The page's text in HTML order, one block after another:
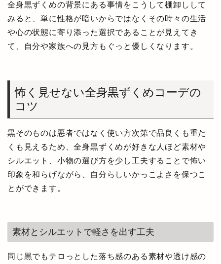
全身黒ずくめの背景にある事情をこうして棚卸しして
みると、単に性格が暗いからではなくその時々の生活
や心の状態に寄り添った選択であることが見えてき
て、自分や家族への見方もぐっと優しくなります。
怖く見せない全身黒ずくめコーデの
コツ
黒そのものは悪者ではなく使い方次第で品良くも重た
くも見えるため、全身黒ずくめが好きな人ほど素材や
シルエット、小物の選び方を少し工夫することで怖い
印象を和らげながら、自分らしいかっこよさを保つこ
とができます。
素材とシルエットで軽さを出す工夫
同じ黒でもテロっとした落ち感のある素材や透け感の